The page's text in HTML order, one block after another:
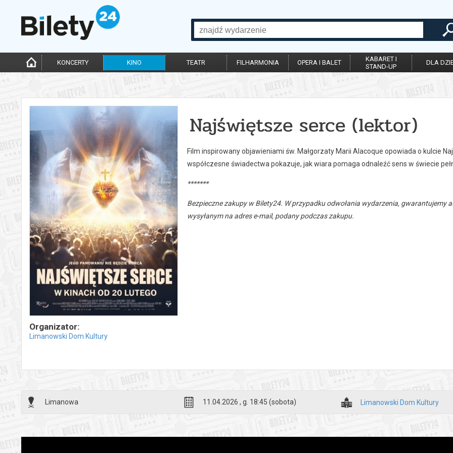
KONCERTY KINO TEATR FILHARMONIA OPERA I BALET
KABARET I
STAND-UP
DLA
Organizator:
Limanowski Dom Kultury
Najświętsze serce (lektor)
Film inspirowany objawieniami św. Małgorzaty Marii Alacoque opowiada o kulcie
współczesne świadectwa pokazuje, jak wiara pomaga odnaleźć sens w świecie
*******
Bezpieczne zakupy w Bilety24. W przypadku odwołania wydarzenia,
wysyłanym na adres e-mail, podany podczas zakupu.
Limanowa 11.04.2026 , g. 18:45 (sobota) Limanowski Dom Kultury